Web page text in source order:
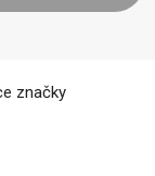
značky